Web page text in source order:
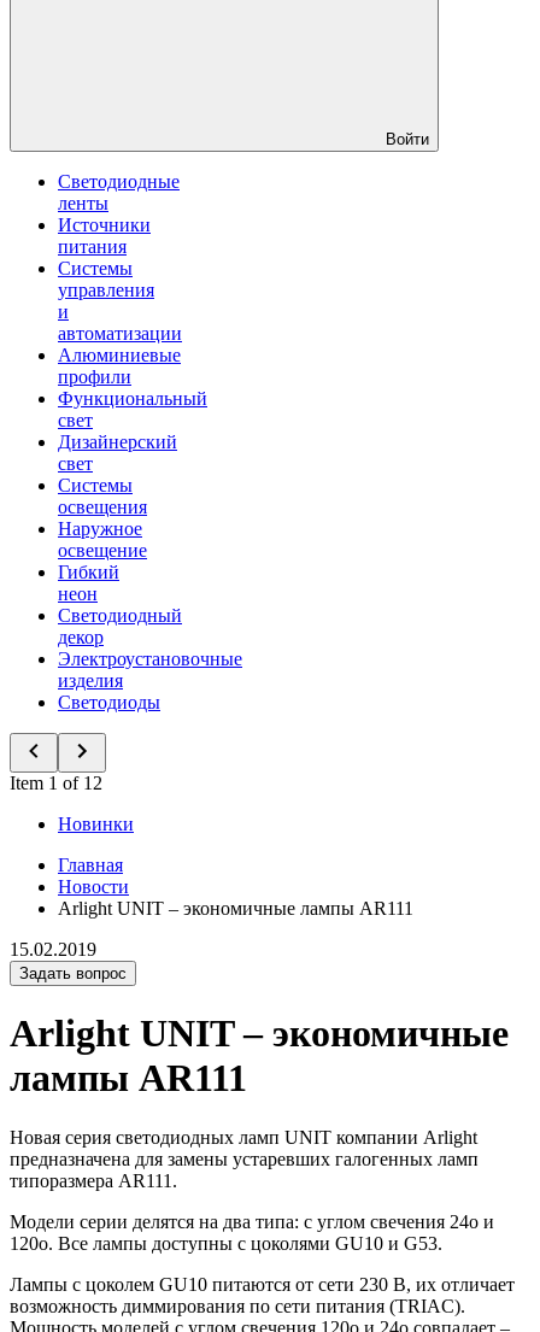
Войти
Светодиодные
ленты
Источники
питания
Системы
управления
и
автоматизации
Алюминиевые
профили
Функциональный
свет
Дизайнерский
свет
Системы
освещения
Наружное
освещение
Гибкий
неон
Светодиодный
декор
Электроустановочные
изделия
Светодиоды
Item 1 of 12
Новинки
Главная
Новости
Arlight UNIT – экономичные лампы AR111
15.02.2019
Задать вопрос
Arlight UNIT – экономичные
лампы AR111
Новая серия светодиодных ламп UNIT компании Arlight
предназначена для замены устаревших галогенных ламп
типоразмера AR111.
Модели серии делятся на два типа: с углом свечения 24o и
120o. Все лампы доступны с цоколями GU10 и G53.
Лампы с цоколем GU10 питаются от сети 230 В, их отличает
возможность диммирования по сети питания (TRIAC).
Мощность моделей с углом свечения 120o и 24o совпадает –